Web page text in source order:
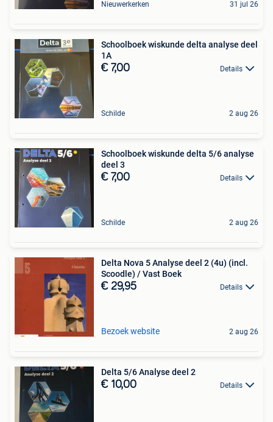
Nieuwerkerken 31 jul 26
Schoolboek wiskunde delta analyse deel
1A
€ 7,00 Details
Schilde 2 aug 26
Schoolboek wiskunde delta 5/6 analyse
deel 3
€ 7,00 Details
Schilde 2 aug 26
Delta Nova 5 Analyse deel 2 (4u) (incl.
Scoodle) / Vast Boek
€ 29,95 Details
Bezoek website 2 aug 26
Delta 5/6 Analyse deel 2
€ 10,00 Details